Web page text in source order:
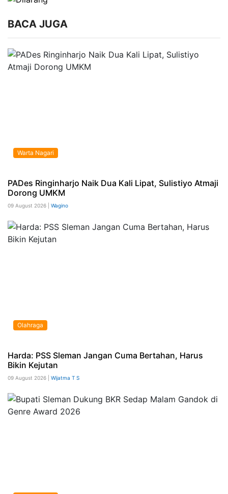
BACA JUGA
Warta Nagari
PADes Ringinharjo Naik Dua Kali Lipat, Sulistiyo Atmaji
Dorong UMKM
09 August 2026 | Wagino
Olahraga
Harda: PSS Sleman Jangan Cuma Bertahan, Harus
Bikin Kejutan
09 August 2026 | Wijatma T S